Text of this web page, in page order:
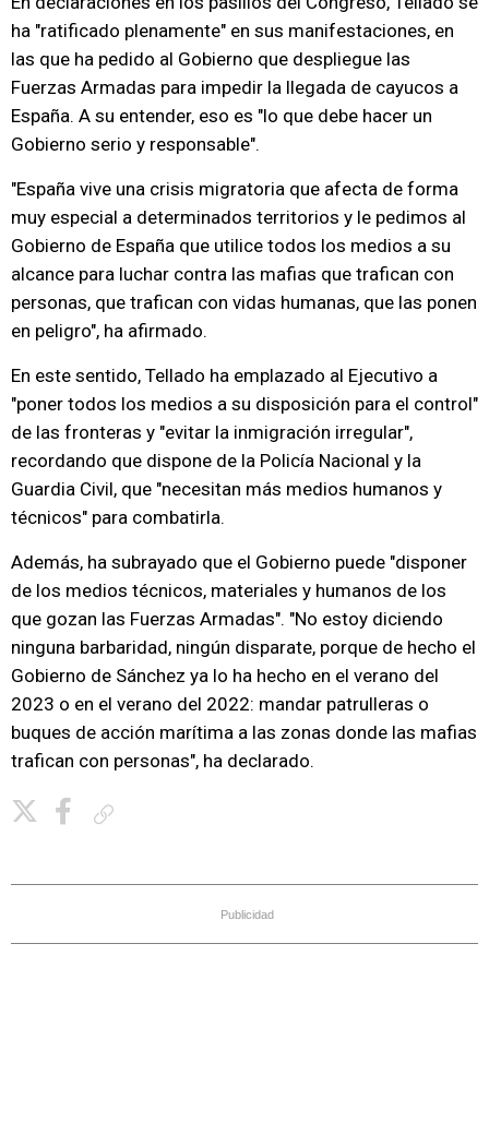
ha "ratificado plenamente" en sus manifestaciones, en
las que ha pedido al Gobierno que despliegue las
Fuerzas Armadas para impedir la llegada de cayucos a
España. A su entender, eso es "lo que debe hacer un
Gobierno serio y responsable".
"España vive una crisis migratoria que afecta de forma
muy especial a determinados territorios y le pedimos al
Gobierno de España que utilice todos los medios a su
alcance para luchar contra las mafias que trafican con
personas, que trafican con vidas humanas, que las ponen
en peligro", ha afirmado.
En este sentido, Tellado ha emplazado al Ejecutivo a
"poner todos los medios a su disposición para el control"
de las fronteras y "evitar la inmigración irregular",
recordando que dispone de la Policía Nacional y la
Guardia Civil, que "necesitan más medios humanos y
técnicos" para combatirla.
Además, ha subrayado que el Gobierno puede "disponer
de los medios técnicos, materiales y humanos de los
que gozan las Fuerzas Armadas". "No estoy diciendo
ninguna barbaridad, ningún disparate, porque de hecho el
Gobierno de Sánchez ya lo ha hecho en el verano del
2023 o en el verano del 2022: mandar patrulleras o
buques de acción marítima a las zonas donde las mafias
trafican con personas", ha declarado.
Publicidad